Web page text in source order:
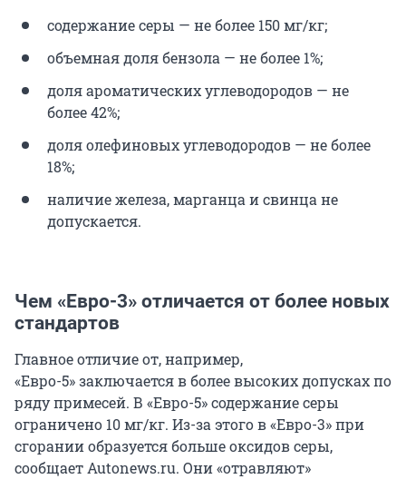
содержание серы — не более 150 мг/кг;
объемная доля бензола — не более 1%;
доля ароматических углеводородов — не
более 42%;
доля олефиновых углеводородов — не более
18%;
наличие железа, марганца и свинца не
допускается.
Чем «Евро-3» отличается от более новых
стандартов
Главное отличие от, например,
«Евро-5» заключается в более высоких допусках по
ряду примесей. В «Евро-5» содержание серы
ограничено 10 мг/кг. Из-за этого в «Евро-3» при
сгорании образуется больше оксидов серы,
сообщает Autonews.ru. Они «отравляют»